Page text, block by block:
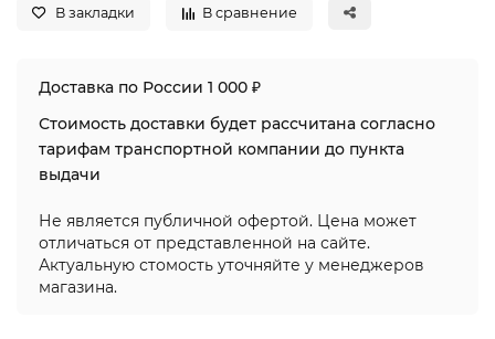
В закладки В сравнение
Доставка по России 1 000 ₽
Стоимость доставки будет рассчитана согласно
тарифам транспортной компании до пункта
выдачи
Не является публичной офертой. Цена может
отличаться от представленной на сайте.
Актуальную стомость уточняйте у менеджеров
магазина.